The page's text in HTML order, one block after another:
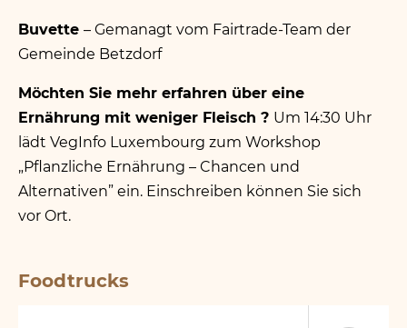
Buvette – Gemanagt vom Fairtrade-Team der
Gemeinde Betzdorf
Möchten Sie mehr erfahren über eine
Ernährung mit weniger Fleisch ? Um 14:30 Uhr
lädt VegInfo Luxembourg zum Workshop
„Pflanzliche Ernährung – Chancen und
Alternativen” ein. Einschreiben können Sie sich
vor Ort.
Foodtrucks